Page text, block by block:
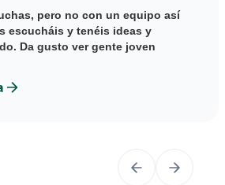
pero no con un equipo así
escucháis y tenéis ideas y
Da gusto ver gente joven